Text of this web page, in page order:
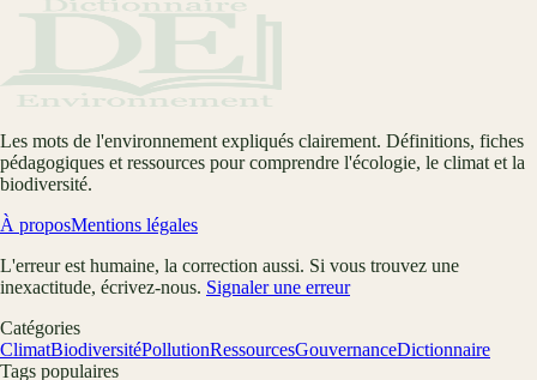
Les mots de l'environnement expliqués clairement. Définitions, fiches
pédagogiques et ressources pour comprendre l'écologie, le climat et la
biodiversité.
À proposMentions légales
L'erreur est humaine, la correction aussi. Si vous trouvez une
inexactitude, écrivez-nous. Signaler une erreur
Catégories
ClimatBiodiversitéPollutionRessourcesGouvernanceDictionnaire
Tags populaires